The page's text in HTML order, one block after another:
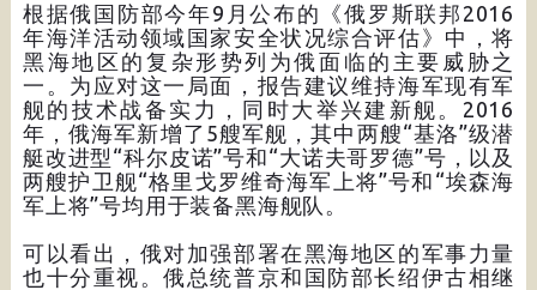
根据俄国防部今年9月公布的《俄罗斯联邦2016
年海洋活动领域国家安全状况综合评估》中，将
黑海地区的复杂形势列为俄面临的主要威胁之
一。为应对这一局面，报告建议维持海军现有军
舰的技术战备实力，同时大举兴建新舰。2016
年，俄海军新增了5艘军舰，其中两艘“基洛”级潜
艇改进型“科尔皮诺”号和“大诺夫哥罗德”号，以及
两艘护卫舰“格里戈罗维奇海军上将”号和“埃森海
军上将”号均用于装备黑海舰队。
可以看出，俄对加强部署在黑海地区的军事力量
也十分重视。俄总统普京和国防部长绍伊古相继